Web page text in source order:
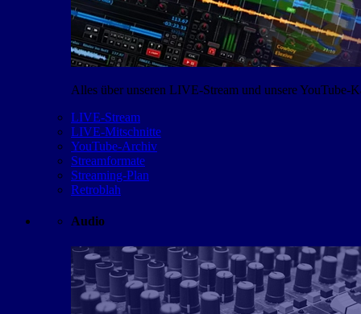
Alles über unseren LIVE-Stream und unsere YouTube-
LIVE-Stream
LIVE-Mitschnitte
YouTube-Archiv
Streamformate
Streaming-Plan
Retroblah
Audio